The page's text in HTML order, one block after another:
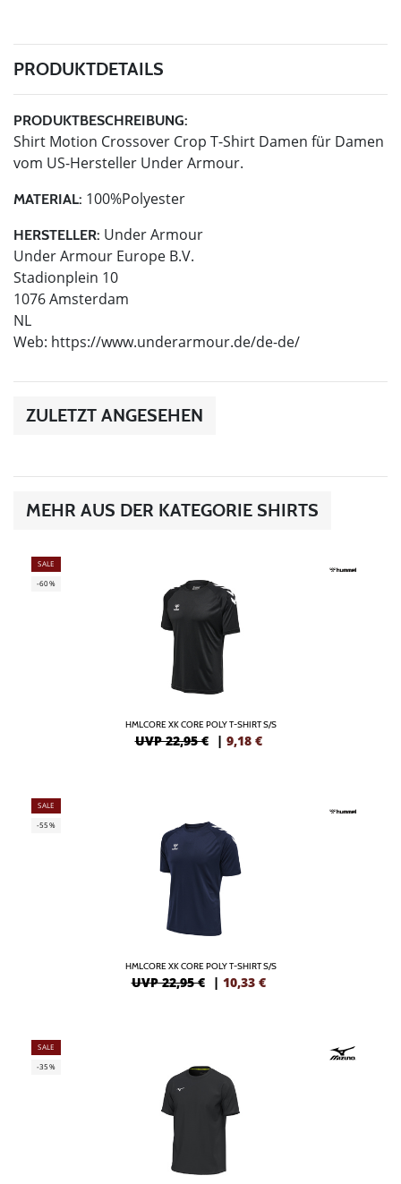
PRODUKTDETAILS
PRODUKTBESCHREIBUNG:
Shirt Motion Crossover Crop T-Shirt Damen für Damen
vom US-Hersteller Under Armour.
MATERIAL: 100%Polyester
HERSTELLER: Under Armour
Under Armour Europe B.V.
Stadionplein 10
1076 Amsterdam
NL
Web: https://www.underarmour.de/de-de/
ZULETZT ANGESEHEN
MEHR AUS DER KATEGORIE SHIRTS
SALE
-60%
HMLCORE XK CORE POLY T-SHIRT S/S
UVP 22,95 € | 9,18 €
SALE
-55%
HMLCORE XK CORE POLY T-SHIRT S/S
UVP 22,95 € | 10,33 €
SALE
-35%